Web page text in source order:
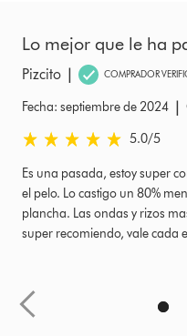
Lo mejor que le ha
Pizcito | COMPRADOR
Fecha: septiembre de 2024 |
5.0 estrellas de 5 de Fecha:
5.0/5
Es una pasada, estoy super
el pelo. Lo castigo un 80%
plancha. Las ondas y rizos
super recomiendo, vale cada